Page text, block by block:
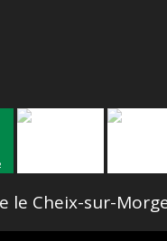
le Cheix-sur-